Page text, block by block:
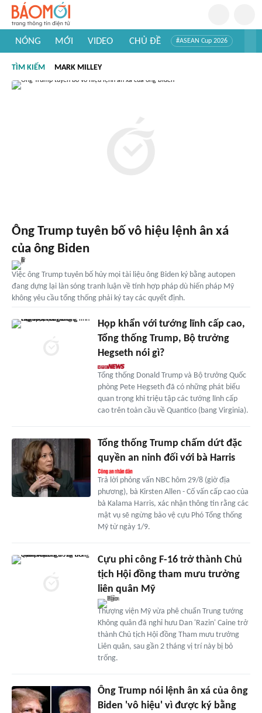
NÓNG MỚI VIDEO CHỦ ĐỀ #ASEAN Cup 2026
#Khám phá thế giới
TÌM KIẾM MARK MILLEY
Ông Trump tuyên bố vô hiệu lệnh ân xá
của ông Biden
Việc ông Trump tuyên bố hủy mọi tài liệu ông Biden ký bằng autopen
đang dựng lại làn sóng tranh luận về tính hợp pháp dù hiến pháp Mỹ
không yêu cầu tổng thống phải ký tay các quyết định.
Họp khẩn với tướng lĩnh cấp cao,
Tổng thống Trump, Bộ trưởng
Hegseth nói gì?
Tổng thống Donald Trump và Bộ trưởng Quốc
phòng Pete Hegseth đã có những phát biểu
quan trọng khi triệu tập các tướng lĩnh cấp
cao trên toàn cầu về Quantico (bang Virginia).
Tổng thống Trump chấm dứt đặc
quyền an ninh đối với bà Harris
Trả lời phỏng vấn NBC hôm 29/8 (giờ địa
phương), bà Kirsten Allen - Cố vấn cấp cao của
bà Kalama Harris, xác nhận thông tin rằng các
mật vụ sẽ ngừng bảo vệ cựu Phó Tổng thống
Mỹ từ ngày 1/9.
Cựu phi công F-16 trở thành Chủ
tịch Hội đồng tham mưu trưởng
liên quân Mỹ
Thượng viện Mỹ vừa phê chuẩn Trung tướng
Không quân đã nghỉ hưu Dan 'Razin' Caine trở
thành Chủ tịch Hội đồng Tham mưu trưởng
Liên quân, sau gần 2 tháng vị trí này bị bỏ
trống.
Ông Trump nói lệnh ân xá của ông
Biden 'vô hiệu' vì được ký bằng